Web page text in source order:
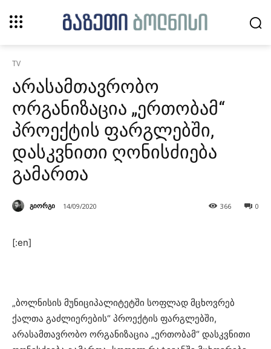
TV
არასამთავრობო
ორგანიზაცია „ერთობამ“
პროექტის ფარგლებში,
დასკვნითი ღონისძიება
გამართა
გიორგი 14/09/2020 0
366
[:en]
„ბოლნისის მუნიციპალიტეტში სოფლად მცხოვრებ
ქალთა გაძლიერების“ პროექტის ფარგლებში,
არასამთავრობო ორგანიზაცია „ერთობამ“ დასკვნითი